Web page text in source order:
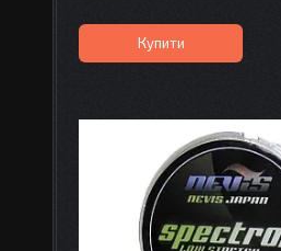
Купити